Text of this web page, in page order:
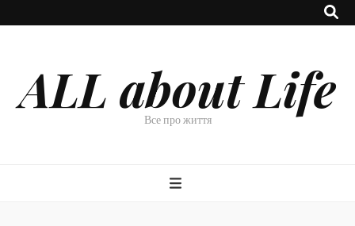
ALL about Life
Все про життя